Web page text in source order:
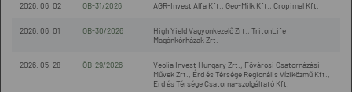
2026. 06. 02 ÖB-31/2026 AGR-Invest Alfa Kft., Geo-Milk Kft., Cropimal Kft.
2026. 06. 01 ÖB-30/2026
High Yield Vagyonkezelő Zrt., TritonLife
Magánkórházak Zrt.
2026. 05. 28 ÖB-29/2026
Veolia Invest Hungary Zrt., Fővárosi Csatornázási
Művek Zrt., Érd és Térsége Regionális Víziközmű Kft.,
Érd és Térsége Csatorna-szolgáltató Kft.